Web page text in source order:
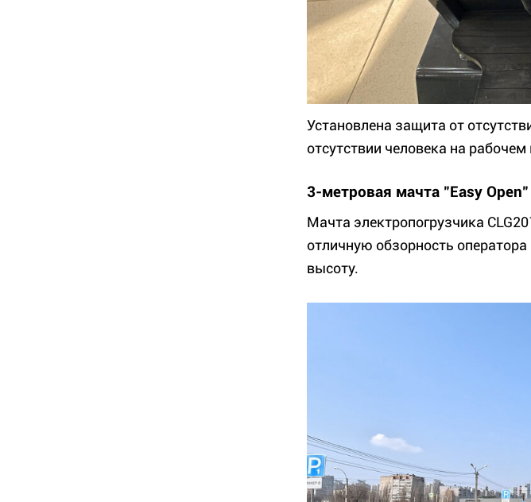
Установлена защита от
отсутствии человека на рабочем
3-метровая мачта "Easy Open"
Мачта электропогрузчика
отличную обзорность
высоту.